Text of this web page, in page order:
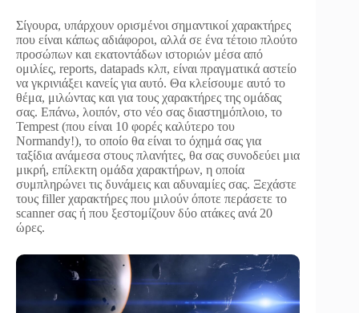
Σίγουρα, υπάρχουν ορισμένοι σημαντικοί χαρακτήρες
που είναι κάπως αδιάφοροι, αλλά σε ένα τέτοιο πλούτο
προσώπων και εκατοντάδων ιστοριών μέσα από
ομιλίες, reports, datapads κλπ, είναι πραγματικά αστείο
να γκρινιάξει κανείς για αυτό. Θα κλείσουμε αυτό το
θέμα, μιλώντας και για τους χαρακτήρες της ομάδας
σας. Επάνω, λοιπόν, στο νέο σας διαστημόπλοιο, το
Tempest (που είναι 10 φορές καλύτερο του
Normandy!), το οποίο θα είναι το όχημά σας για
ταξίδια ανάμεσα στους πλανήτες, θα σας συνοδεύει μια
μικρή, επίλεκτη ομάδα χαρακτήρων, η οποία
συμπληρώνει τις δυνάμεις και αδυναμίες σας. Ξεχάστε
τους filler χαρακτήρες που μιλούν όποτε περάσετε το
scanner σας ή που ξεστομίζουν δύο ατάκες ανά 20
ώρες.